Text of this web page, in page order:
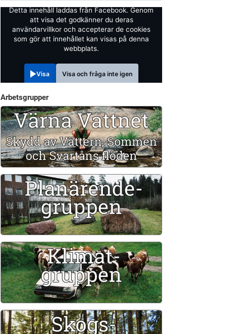
Detta innehåll laddas från Facebook. Genom
att visa det godkänner du deras
användarvillkor och accepterar de cookies
som gör att innehållet kan visas på denna
webbplats.
Visa Visa och fråga inte igen
Arbetsgrupper